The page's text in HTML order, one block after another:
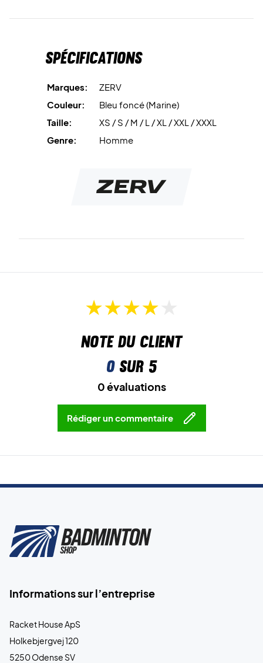
Spécifications
Marques:
ZERV
Couleur:
Bleu foncé (Marine)
Taille:
XS / S / M / L / XL / XXL / XXXL
Genre:
Homme
Note du client
0sur 5
0 évaluations
Rédiger un commentaire
Informations sur l’entreprise
Racket House ApS
Holkebjergvej 120
5250 Odense SV